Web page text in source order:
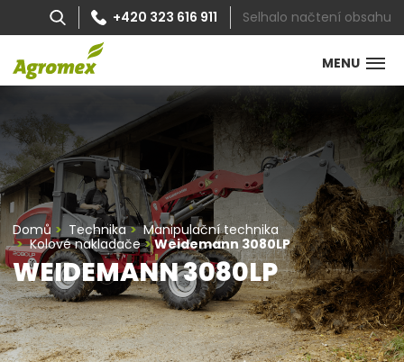
MENU
+420 323 616 911 Selhalo načtení obsahu
Domů Technika
Manipulační technika
Kolové nakladače
Weidemann 3080LP
WEIDEMANN 3080LP